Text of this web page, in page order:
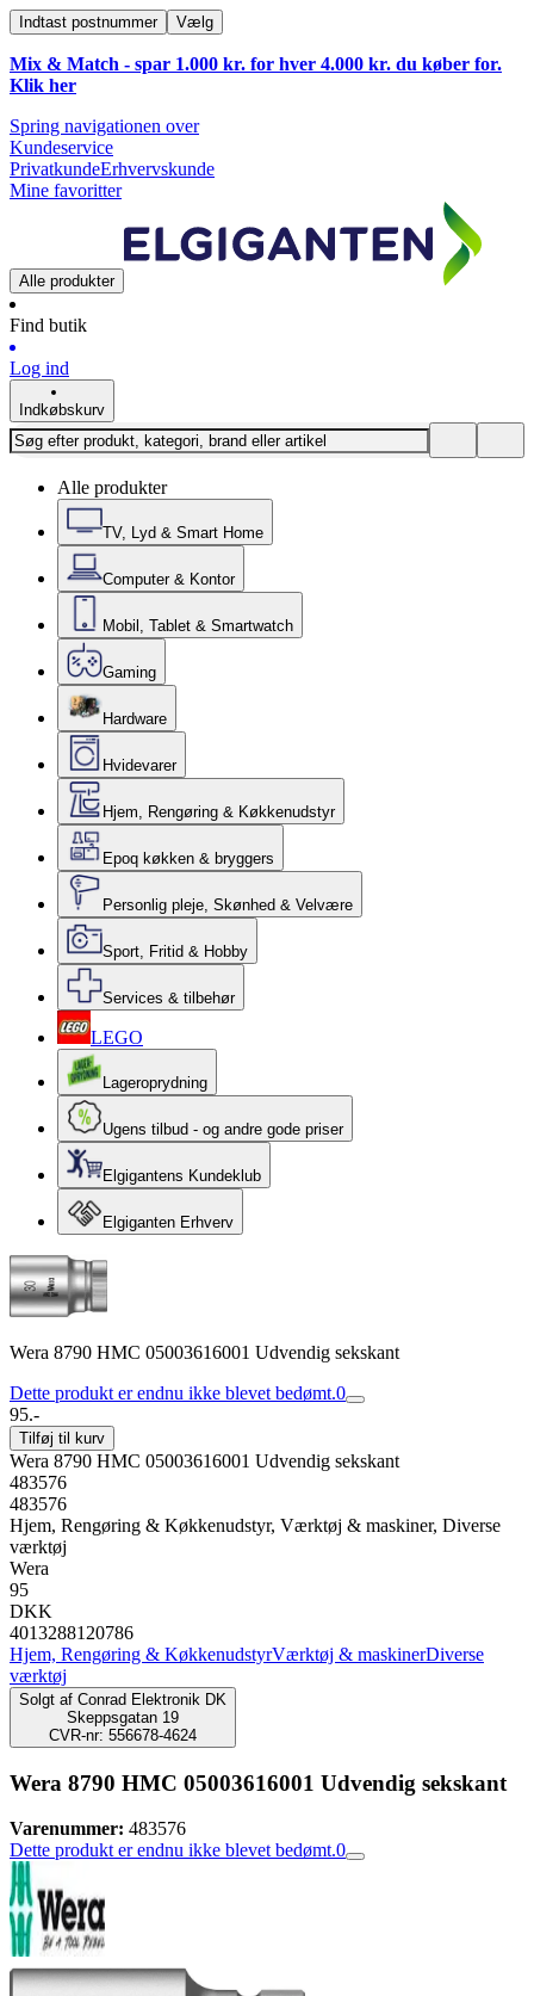
Indtast postnummer Vælg
Mix & Match - spar 1.000 kr. for hver 4.000 kr. du køber for.
Klik her
Spring navigationen over
Kundeservice
PrivatkundeErhvervskunde
Mine favoritter
Alle produkter
Find butik
Log ind
Indkøbskurv
Alle produkter
TV, Lyd & Smart Home
Computer & Kontor
Mobil, Tablet & Smartwatch
Gaming
Hardware
Hvidevarer
Hjem, Rengøring & Køkkenudstyr
Epoq køkken & bryggers
Personlig pleje, Skønhed & Velvære
Sport, Fritid & Hobby
Services & tilbehør
LEGO
Lageroprydning
Ugens tilbud - og andre gode priser
Elgigantens Kundeklub
Elgiganten Erhverv
Wera 8790 HMC 05003616001 Udvendig sekskant
Dette produkt er endnu ikke blevet bedømt.0
95.-
Tilføj til kurv
Wera 8790 HMC 05003616001 Udvendig sekskant
483576
483576
Hjem, Rengøring & Køkkenudstyr, Værktøj & maskiner, Diverse
værktøj
Wera
95
DKK
4013288120786
Hjem, Rengøring & KøkkenudstyrVærktøj & maskinerDiverse
værktøj
Solgt af Conrad Elektronik DK
Skeppsgatan 19
CVR-nr: 556678-4624
Wera 8790 HMC 05003616001 Udvendig sekskant
Varenummer: 483576
Dette produkt er endnu ikke blevet bedømt.0